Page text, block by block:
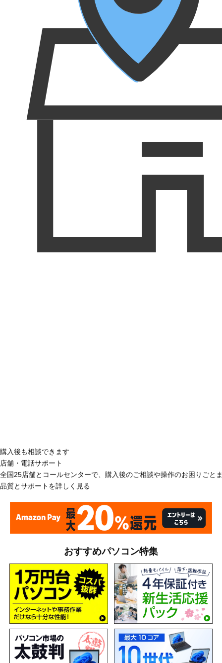
購入後も相談できます
店舗・電話サポート
全国25店舗とコールセンターで、購入後のご相談や操作のお困りごと
品質とサポートを詳しく見る
おすすめパソコン特集